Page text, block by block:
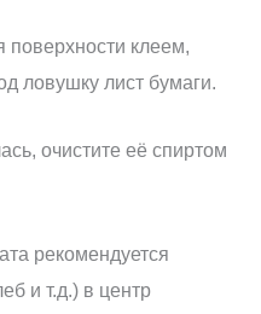
поверхности клеем,
ловушку лист бумаги.
очистите её спиртом
рекомендуется
и т.д.) в центр